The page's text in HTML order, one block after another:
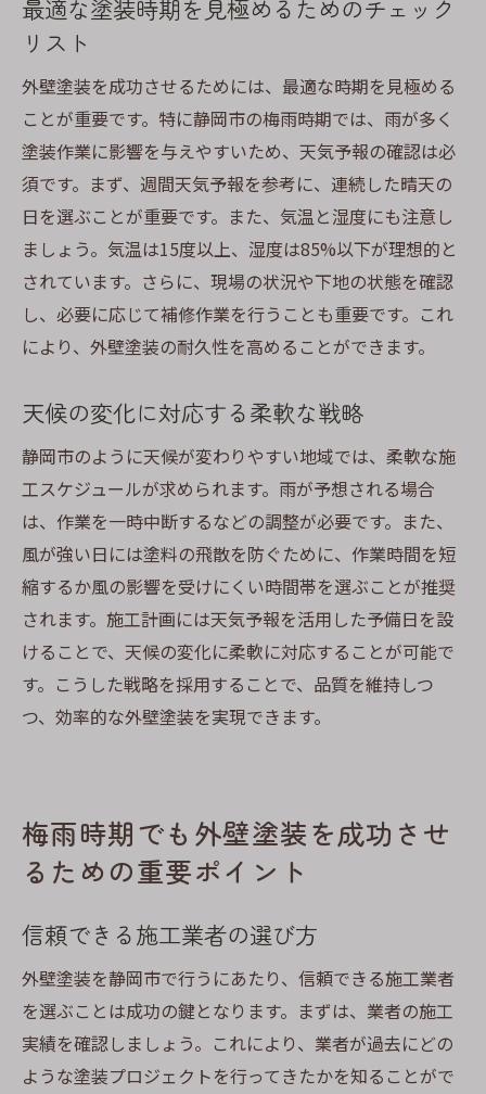
最適な塗装時期を見極めるためのチェック
リスト
外壁塗装を成功させるためには、最適な時期を見極める
ことが重要です。特に静岡市の梅雨時期では、雨が多く
塗装作業に影響を与えやすいため、天気予報の確認は必
須です。まず、週間天気予報を参考に、連続した晴天の
日を選ぶことが重要です。また、気温と湿度にも注意し
ましょう。気温は15度以上、湿度は85%以下が理想的と
されています。さらに、現場の状況や下地の状態を確認
し、必要に応じて補修作業を行うことも重要です。これ
により、外壁塗装の耐久性を高めることができます。
天候の変化に対応する柔軟な戦略
静岡市のように天候が変わりやすい地域では、柔軟な施
工スケジュールが求められます。雨が予想される場合
は、作業を一時中断するなどの調整が必要です。また、
風が強い日には塗料の飛散を防ぐために、作業時間を短
縮するか風の影響を受けにくい時間帯を選ぶことが推奨
されます。施工計画には天気予報を活用した予備日を設
けることで、天候の変化に柔軟に対応することが可能で
す。こうした戦略を採用することで、品質を維持しつ
つ、効率的な外壁塗装を実現できます。
梅雨時期でも外壁塗装を成功させ
るための重要ポイント
信頼できる施工業者の選び方
外壁塗装を静岡市で行うにあたり、信頼できる施工業者
を選ぶことは成功の鍵となります。まずは、業者の施工
実績を確認しましょう。これにより、業者が過去にどの
ような塗装プロジェクトを行ってきたかを知ることがで